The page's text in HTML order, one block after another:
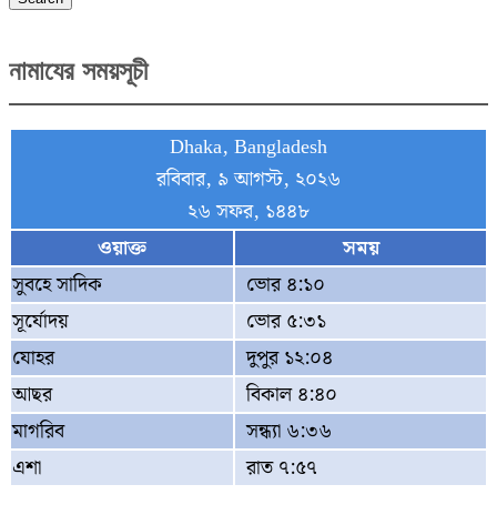
নামাযের সময়সূচী
Dhaka, Bangladesh
রবিবার, ৯ আগস্ট, ২০২৬
২৬ সফর, ১৪৪৮
ওয়াক্ত
সময়
সুবহে সাদিক
ভোর ৪:১০
সূর্যোদয়
ভোর ৫:৩১
যোহর
দুপুর ১২:০৪
আছর
বিকাল ৪:৪০
মাগরিব
সন্ধ্যা ৬:৩৬
এশা
রাত ৭:৫৭